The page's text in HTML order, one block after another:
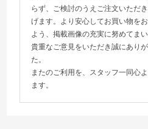
らず、ご検討のうえご注文いただ
げます。より安心してお買い物を
よう、掲載画像の充実に努めてまい
貴重なご意見をいただき誠にあり
た。
またのご利用を、スタッフ一同心
ます。